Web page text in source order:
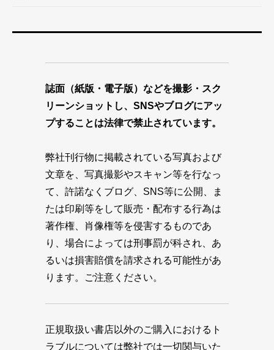
誌面（紙版・電子版）などを撮影・スク
リーンショットし、SNSやブログにアッ
プすることは法律で禁止されています。
弊社刊行物に掲載されている写真および
文章を、写真撮影やスキャン等を行なっ
て、許諾なくブログ、SNS等に公開、ま
たは印刷等をして販売・配布する行為は
著作権、肖像権等を侵害するものであ
り、場合によっては刑事罰が科され、あ
るいは損害賠償を請求される可能性があ
ります。ご注意ください。
正規取扱い書店以外のご購入におけるト
ラブルについては弊社では一切関与いた